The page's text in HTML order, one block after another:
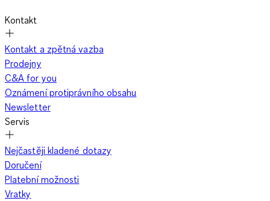
Kontakt
Kontakt a zpětná vazba
Prodejny
C&A for you
Oznámení protiprávního obsahu
Newsletter
Servis
Nejčastěji kladené dotazy
Doručení
Platební možnosti
Vratky